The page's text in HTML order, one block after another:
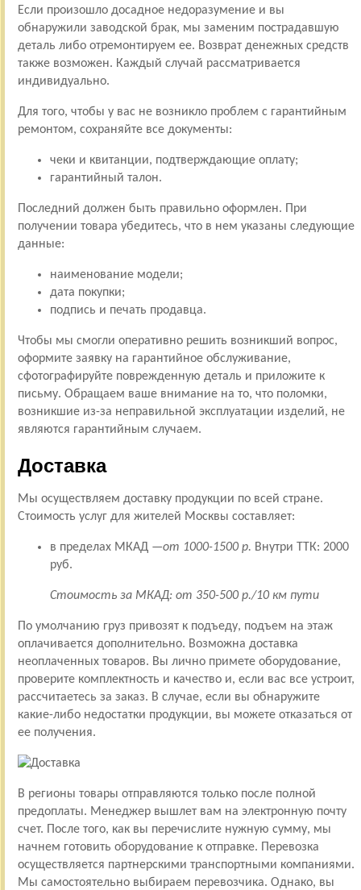
Если произошло досадное недоразумение и вы
обнаружили заводской брак, мы заменим пострадавшую
деталь либо отремонтируем ее. Возврат денежных средств
также возможен. Каждый случай рассматривается
индивидуально.
Для того, чтобы у вас не возникло проблем с гарантийным
ремонтом, сохраняйте все документы:
чеки и квитанции, подтверждающие оплату;
гарантийный талон.
Последний должен быть правильно оформлен. При
получении товара убедитесь, что в нем указаны следующие
данные:
наименование модели;
дата покупки;
подпись и печать продавца.
Чтобы мы смогли оперативно решить возникший вопрос,
оформите заявку на гарантийное обслуживание,
сфотографируйте поврежденную деталь и приложите к
письму. Обращаем ваше внимание на то, что поломки,
возникшие из-за неправильной эксплуатации изделий, не
являются гарантийным случаем.
Доставка
Мы осуществляем доставку продукции по всей стране.
Стоимость услуг для жителей Москвы составляет:
в пределах МКАД —от 1000-1500 р. Внутри ТТК: 2000
руб.
Стоимость за МКАД: от 350-500 р./10 км пути
По умолчанию груз привозят к подъеду, подъем на этаж
оплачивается дополнительно. Возможна доставка
неоплаченных товаров. Вы лично примете оборудование,
проверите комплектность и качество и, если вас все устроит,
рассчитаетесь за заказ. В случае, если вы обнаружите
какие-либо недостатки продукции, вы можете отказаться от
ее получения.
В регионы товары отправляются только после полной
предоплаты. Менеджер вышлет вам на электронную почту
счет. После того, как вы перечислите нужную сумму, мы
начнем готовить оборудование к отправке. Перевозка
осуществляется партнерскими транспортными компаниями.
Мы самостоятельно выбираем перевозчика. Однако, вы